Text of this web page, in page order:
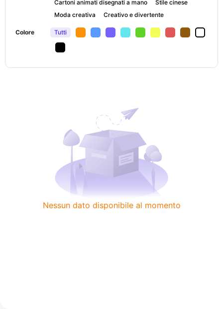
Cartoni animati disegnati a mano
Stile cinese
Moda creativa
Creativo e divertente
Colore Tutti
Nessun dato disponibile al momento